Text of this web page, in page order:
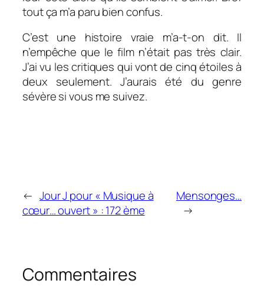
tout ça m’a paru bien confus.
C’est une histoire vraie m’a-t-on dit. Il
n’empêche que le film n’était pas très clair.
J’ai vu les critiques qui vont de cinq étoiles à
deux seulement. J’aurais été du genre
sévère si vous me suivez.
← Jour J pour « Musique à
cœur… ouvert » : 172 ème
Mensonges…
→
Commentaires